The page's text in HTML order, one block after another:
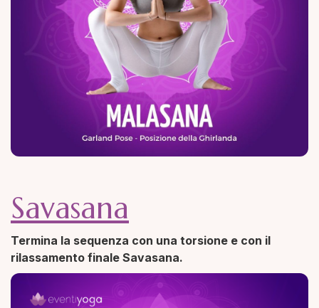
Savasana
Termina la sequenza con una torsione e con il
rilassamento finale Savasana.